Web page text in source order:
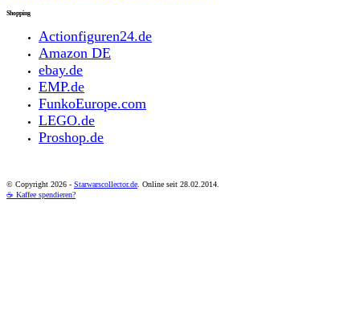
Shopping
Actionfiguren24.de
Amazon DE
ebay.de
EMP.de
FunkoEurope.com
LEGO.de
Proshop.de
© Copyright 2026 - Starwarscollector.de . Online seit 28.02.2014.
☕ Kaffee spendieren?